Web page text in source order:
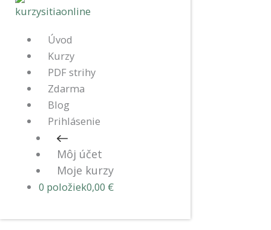
Úvod
Kurzy
PDF strihy
Zdarma
Blog
Prihlásenie
Môj účet
Moje kurzy
0 položiek0,00 €